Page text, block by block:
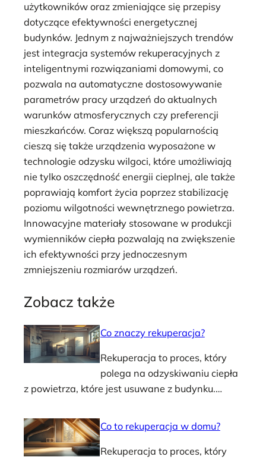
użytkowników oraz zmieniające się przepisy
dotyczące efektywności energetycznej
budynków. Jednym z najważniejszych trendów
jest integracja systemów rekuperacyjnych z
inteligentnymi rozwiązaniami domowymi, co
pozwala na automatyczne dostosowywanie
parametrów pracy urządzeń do aktualnych
warunków atmosferycznych czy preferencji
mieszkańców. Coraz większą popularnością
cieszą się także urządzenia wyposażone w
technologie odzysku wilgoci, które umożliwiają
nie tylko oszczędność energii cieplnej, ale także
poprawiają komfort życia poprzez stabilizację
poziomu wilgotności wewnętrznego powietrza.
Innowacyjne materiały stosowane w produkcji
wymienników ciepła pozwalają na zwiększenie
ich efektywności przy jednoczesnym
zmniejszeniu rozmiarów urządzeń.
Zobacz także
Co znaczy rekuperacja?
Rekuperacja to proces, który
polega na odzyskiwaniu ciepła
z powietrza, które jest usuwane z budynku.…
Co to rekuperacja w domu?
Rekuperacja to proces, który